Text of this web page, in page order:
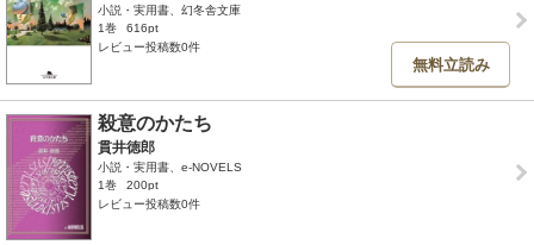
小説・実用書、幻冬舎文庫
1巻
616pt
レビュー投稿数0件
無料立読み
殺意のかたち
貫井徳郎
小説・実用書、e-NOVELS
1巻
200pt
レビュー投稿数0件